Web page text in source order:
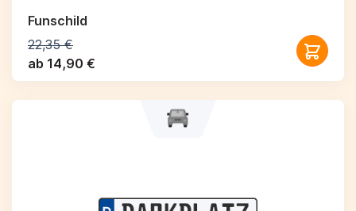
Funschild
22,35 €
ab 14,90 €